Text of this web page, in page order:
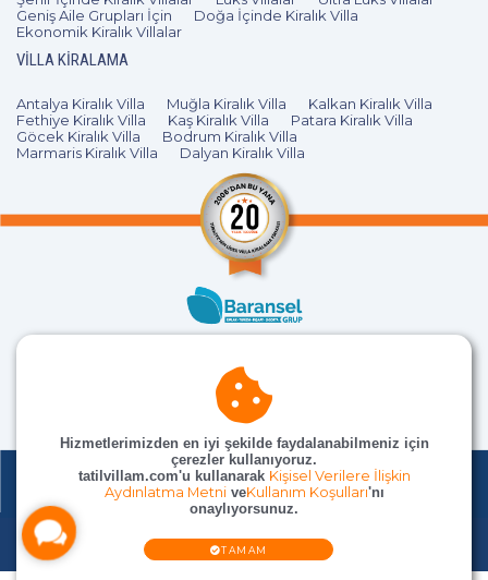
Geniş Aile Grupları İçin
Doğa İçinde Kiralık Villa
Ekonomik Kiralık Villalar
VILLA KIRALAMA
Antalya Kiralık Villa Muğla Kiralık Villa
Kalkan Kiralık Villa
Fethiye Kiralık Villa
Kaş Kiralık Villa
Patara Kiralık Villa
Göcek Kiralık Villa
Bodrum Kiralık Villa
Marmaris Kiralık Villa
Dalyan Kiralık Villa
© TatilVillam Tüm Hakları Saklıdır
Hizmetlerimizden en iyi şekilde faydalanabilmeniz için
çerezler kullanıyoruz.
tatilvillam.com'u kullanarak Kişisel Verilere İlişkin
Aydınlatma MetniveKullanım Koşulları'nı
onaylıyorsunuz.
TAMAM